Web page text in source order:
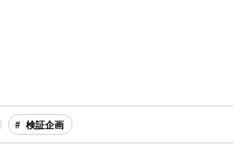
検証企画